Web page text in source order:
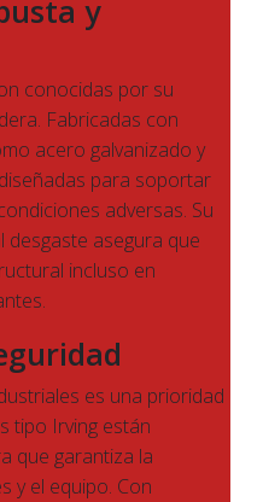
y
conocidas por su
Fabricadas con
acero galvanizado y
para soportar
adversas. Su
desgaste asegura que
incluso en
es una prioridad
tipo Irving están
que garantiza la
y el equipo. Con